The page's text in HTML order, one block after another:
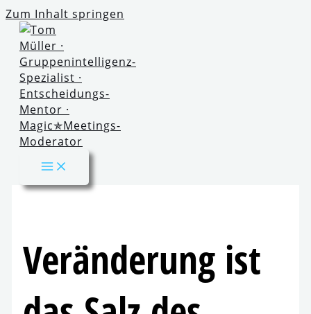
Zum Inhalt springen
Veränderung ist